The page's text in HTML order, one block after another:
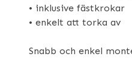
• inklusive fästkrokar
• enkelt att torka av
Snabb och enkel